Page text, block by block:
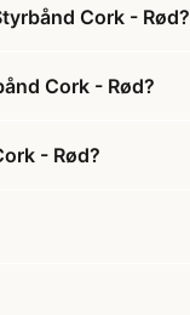
Cork - Rød?
Cork - Rød?
- Rød?